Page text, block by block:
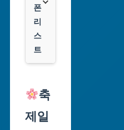
대
인
광
폰
리
스
트
리
익
스
축
제일